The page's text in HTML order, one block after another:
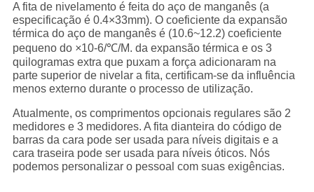
A fita de nivelamento é feita do aço de manganês (a
especificação é 0.4×33mm). O coeficiente da expansão
térmica do aço de manganês é (10.6~12.2) coeficiente
pequeno do ×10-6/℃/M. da expansão térmica e os 3
quilogramas extra que puxam a força adicionaram na
parte superior de nivelar a fita, certificam-se da influência
menos externo durante o processo de utilização.
Atualmente, os comprimentos opcionais regulares são 2
medidores e 3 medidores. A fita dianteira do código de
barras da cara pode ser usada para níveis digitais e a
cara traseira pode ser usada para níveis óticos. Nós
podemos personalizar o pessoal com suas exigências.